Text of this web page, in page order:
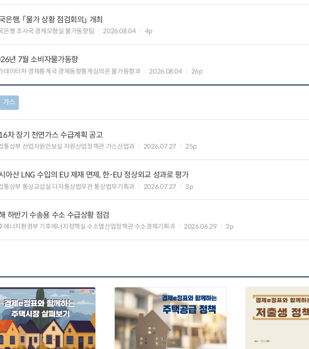
은행, 「물가 상황 점검회의」 개최
은행 조사국 경제모형실 물가동향팀 2026.08.04 4p
년 7월 소비자물가동향
데이터처 경제통계국 경제동향통계심의관 물가동향과 2026.08.04 26p
가스
차 장기 천연가스 수급계획 공고
통상부 산업자원안보실 자원산업정책관 가스산업과 2026.07.27 25p
아산 LNG 수입의 EU 제재 면제, 한-EU 정상외교 성과로 평가
통상부 통상교섭실 다자통상법무관 통상법무기획과 2026.07.27 3p
하반기 수송용 수소 수급상황 점검
에너지환경부 기후에너지정책실 수소열산업정책관 수소경제기획과 2026.06.29 3p